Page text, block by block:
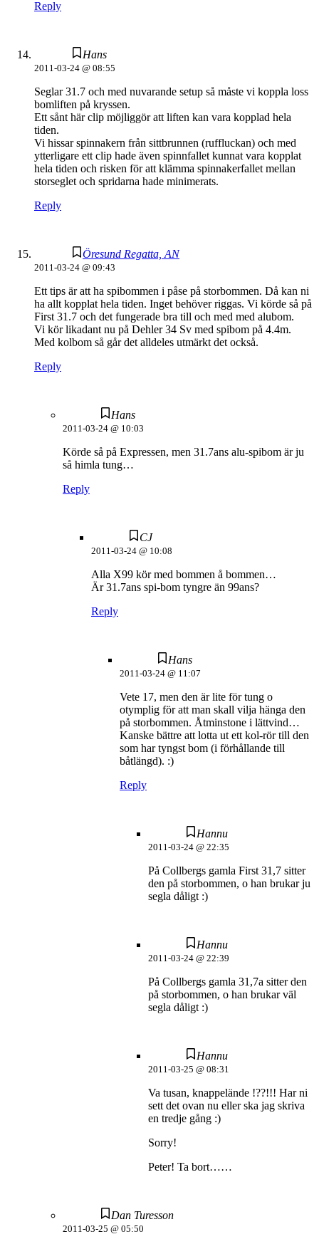
Reply
Hans
2011-03-24 @ 08:55
Seglar 31.7 och med nuvarande setup så måste vi koppla loss
bomliften på kryssen.
Ett sånt här clip möjliggör att liften kan vara kopplad hela
tiden.
Vi hissar spinnakern från sittbrunnen (ruffluckan) och med
ytterligare ett clip hade även spinnfallet kunnat vara kopplat
hela tiden och risken för att klämma spinnakerfallet mellan
storseglet och spridarna hade minimerats.
Reply
Öresund Regatta, AN
2011-03-24 @ 09:43
Ett tips är att ha spibommen i påse på storbommen. Då kan ni
ha allt kopplat hela tiden. Inget behöver riggas. Vi körde så på
First 31.7 och det fungerade bra till och med med alubom.
Vi kör likadant nu på Dehler 34 Sv med spibom på 4.4m.
Med kolbom så går det alldeles utmärkt det också.
Reply
Hans
2011-03-24 @ 10:03
Körde så på Expressen, men 31.7ans alu-spibom är ju
så himla tung…
Reply
CJ
2011-03-24 @ 10:08
Alla X99 kör med bommen å bommen…
Är 31.7ans spi-bom tyngre än 99ans?
Reply
Hans
2011-03-24 @ 11:07
Vete 17, men den är lite för tung o
otymplig för att man skall vilja hänga den
på storbommen. Åtminstone i lättvind…
Kanske bättre att lotta ut ett kol-rör till den
som har tyngst bom (i förhållande till
båtlängd). :)
Reply
Hannu
2011-03-24 @ 22:35
På Collbergs gamla First 31,7 sitter
den på storbommen, o han brukar ju
segla dåligt :)
Hannu
2011-03-24 @ 22:39
På Collbergs gamla 31,7a sitter den
på storbommen, o han brukar väl
segla dåligt :)
Hannu
2011-03-25 @ 08:31
Va tusan, knappelände !??!!! Har ni
sett det ovan nu eller ska jag skriva
en tredje gång :)
Sorry!
Peter! Ta bort……
Dan Turesson
2011-03-25 @ 05:50